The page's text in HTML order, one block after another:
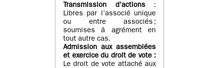
Transmission d’actions:
Libres par l’associé unique
ou entre associés ;
soumises à agrément en
tout autre cas.
Admission aux assemblées
et exercice du droit de vote :
Le droit de vote attaché aux